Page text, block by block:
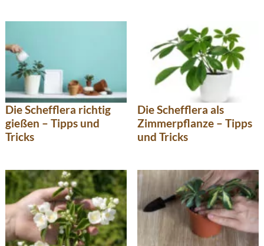
Die Schefflera richtig
gießen – Tipps und
Tricks
Die Schefflera als
Zimmerpflanze – Tipps
und Tricks